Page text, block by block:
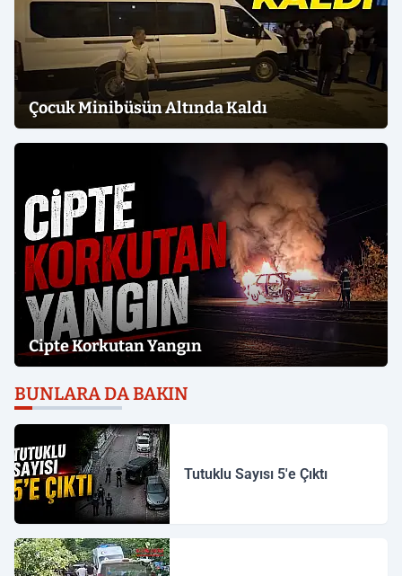
Çocuk Minibüsün Altında Kaldı
Cipte Korkutan Yangın
BUNLARA DA BAKIN
Tutuklu Sayısı 5'e Çıktı